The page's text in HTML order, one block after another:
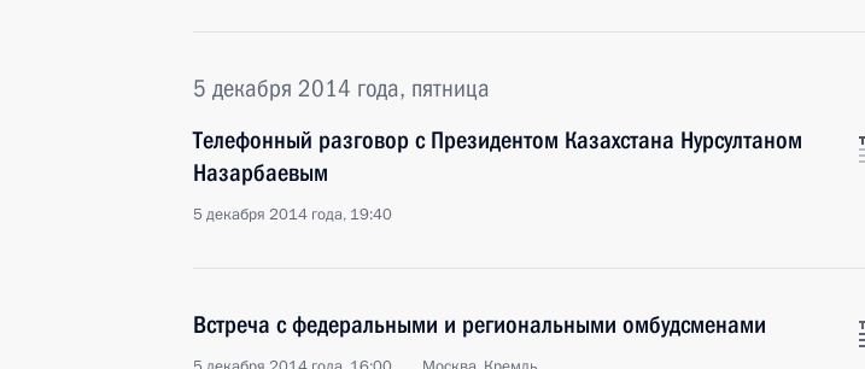
5 декабря 2014 года, пятница
Телефонный разговор с Президентом Казахстана Нурсултаном
Назарбаевым
5 декабря 2014 года, 19:40
Встреча с федеральными и региональными омбудсменами